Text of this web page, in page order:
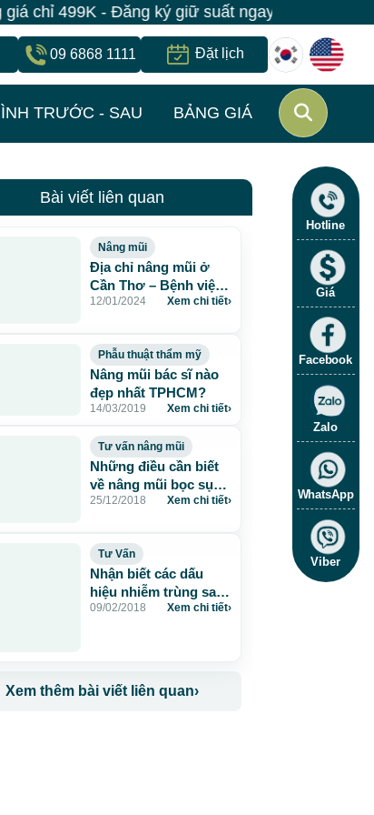
499K - Đăng ký giữ suất ngay | Bệnh viện
09 6868 1111 Đặt lịch
TRƯỚC - SAU BẢNG GIÁ
Bài viết liên quan
Nâng mũi
Địa chỉ nâng mũi ở
Cần Thơ – Bệnh viện
JW Hàn Quốc
12/01/2024 Xem chi tiết›
Phẫu thuật thẩm mỹ
Nâng mũi bác sĩ nào
đẹp nhất TPHCM?
14/03/2019 Xem chi tiết›
Tư vấn nâng mũi
Những điều cần biết
về nâng mũi bọc sụn
Megaderm
25/12/2018 Xem chi tiết›
Tư Vấn
Nhận biết các dấu
hiệu nhiễm trùng sau
khi nâng mũi và cách
09/02/2018 Xem chi tiết›
Xem thêm bài viết liên quan›
Hotline
Giá
Facebook
Zalo
WhatsApp
Viber